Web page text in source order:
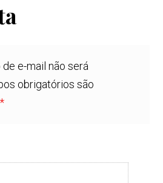
e-mail não será
obrigatórios são
*